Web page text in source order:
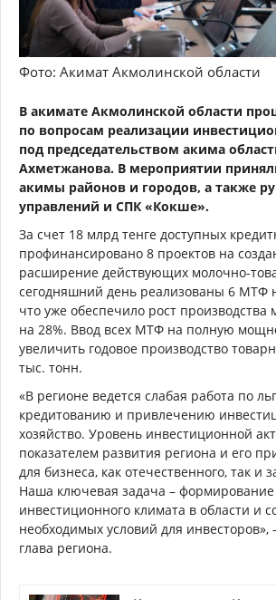
Фото: Акимат Акмолинской области
В акимате Акмолинской области
по вопросам реализации
под председательством акима
Ахметжанова. В мероприятии
акимы районов и городов, а также
управлений и СПК «Кокше».
За счет 18 млрд тенге доступных
профинансировано 8 проектов на
расширение действующих молочно-
сегодняшний день реализованы 6 МТФ
что уже обеспечило рост производства
на 28%. Ввод всех МТФ на полную
увеличить годовое производство
тыс. тонн.
«В регионе ведется слабая работа по
кредитованию и привлечению
хозяйство. Уровень инвестиционной
показателем развития региона и его
для бизнеса, как отечественного, так и
Наша ключевая задача – формирование
инвестиционного климата в области и
необходимых условий для инвесторов»,
глава региона.